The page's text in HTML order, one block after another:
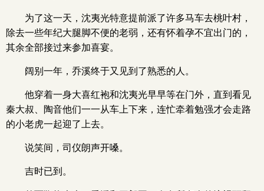
为了这一天，沈夷光特意提前派了许多马车去桃叶村，
除去一些年纪大腿脚不便的老弱，还有怀着孕不宜出门的，
其余全部接过来参加喜宴。
阔别一年，乔溪终于又见到了熟悉的人。
他穿着一身大喜红袍和沈夷光早早等在门外，直到看见
秦大叔、陶音他们一一从车上下来，连忙牵着勉强才会走路
的小老虎一起迎了上去。
说笑间，司仪朗声开嗓。
吉时已到。